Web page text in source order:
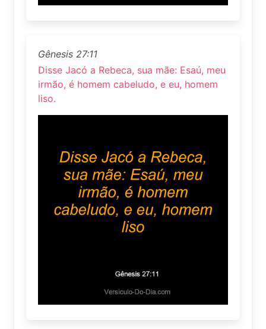
Gênesis 27:11
Disse Jacó a Rebeca, sua mãe: Esaú, meu
irmão, é homem cabeludo, e eu, homem
liso.